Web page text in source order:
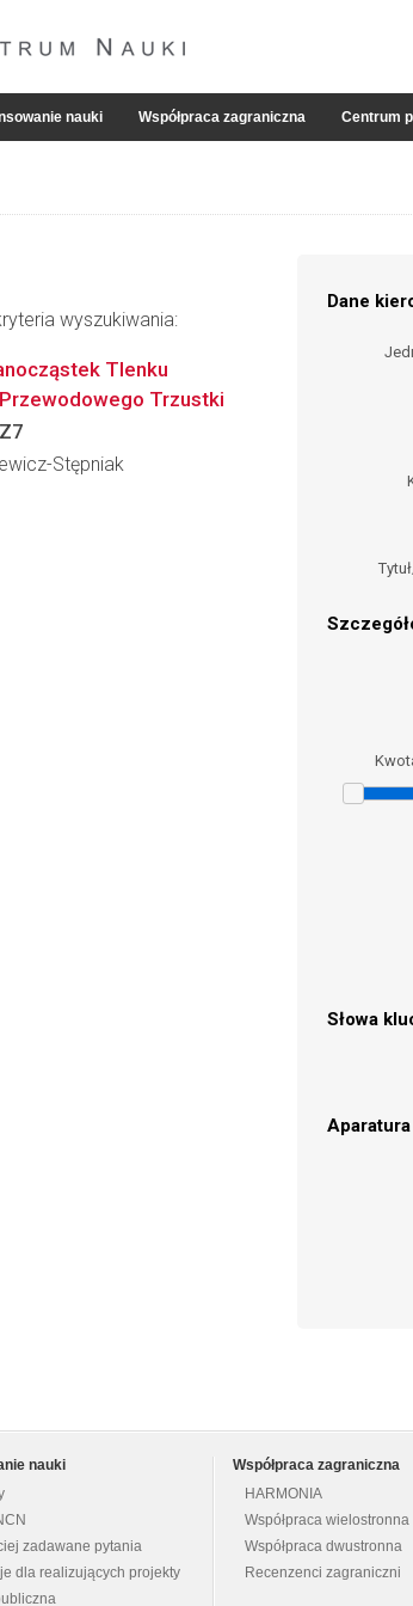
nauki Współpraca zagraniczna Centrum
wyszukiwania:
Dane
Słowa
Aparatura
Tlenku
Trzustki
Stępniak
nauki
zadawane pytania
dla realizujących projekty
Współpraca zagraniczna
HARMONIA
Współpraca wielostronna
Współpraca dwustronna
Recenzenci zagraniczni